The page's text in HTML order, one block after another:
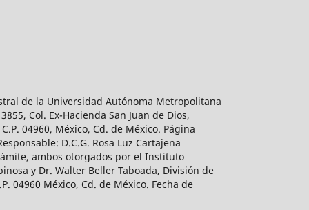
de la Universidad Autónoma Metropolitana
Col. Ex-Hacienda San Juan de Dios,
04960, México, Cd. de México. Página
D.C.G. Rosa Luz Cartajena
ambos otorgados por el Instituto
y Dr. Walter Beller Taboada, División de
04960 México, Cd. de México. Fecha de